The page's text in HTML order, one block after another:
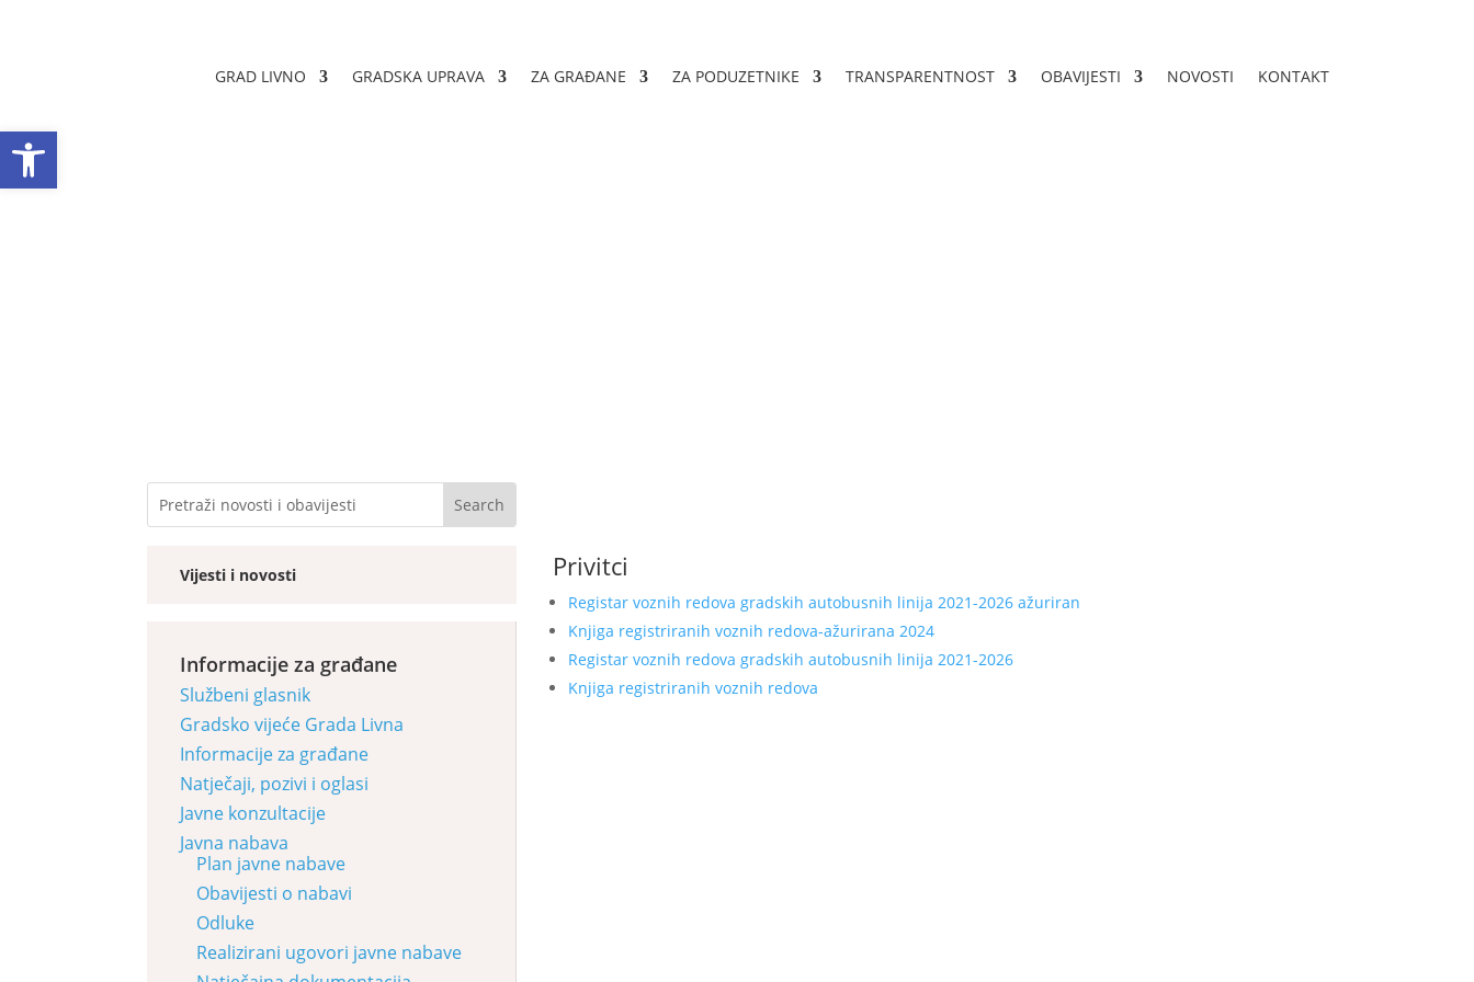
GRAD LIVNO GRADSKA UPRAVA ZA GRAĐANE ZA PODUZETNIKE TRANSPARENTNOST OBAVIJESTI NOVOSTI KONTAKT
Vijesti i novosti
Informacije za građane
Službeni glasnik
Gradsko vijeće Grada Livna
Informacije za građane
Natječaji, pozivi i oglasi
Javne konzultacije
Javna nabava
Plan javne nabave
Obavijesti o nabavi
Odluke
Realizirani ugovori javne nabave
Privitci
Registar voznih redova gradskih autobusnih linija 2021-2026 ažuriran
Knjiga registriranih voznih redova-ažurirana 2024
Registar voznih redova gradskih autobusnih linija 2021-2026
Knjiga registriranih voznih redova
Open toolbar